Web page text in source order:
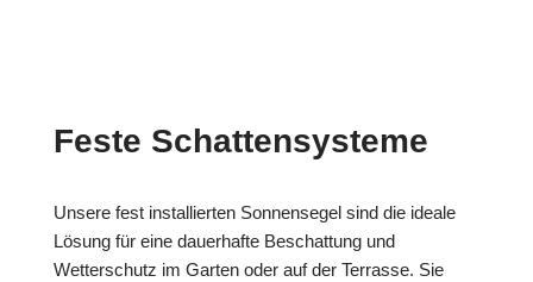
Feste Schattensysteme
Unsere fest installierten Sonnensegel sind die ideale
Lösung für eine dauerhafte Beschattung und
Wetterschutz im Garten oder auf der Terrasse. Sie